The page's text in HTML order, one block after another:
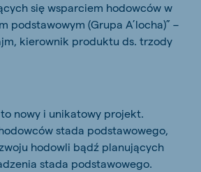
się wsparciem hodowców w
podstawowym (Grupa A’locha)” –
kierownik produktu ds. trzody
nowy i unikatowy projekt.
stada podstawowego,
hodowli bądź planujących
stada podstawowego.